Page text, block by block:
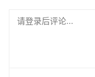
请登录后评论...